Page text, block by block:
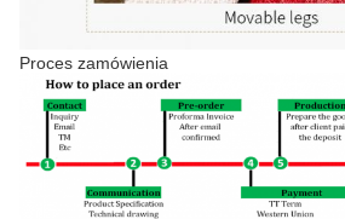
Proces zamówienia